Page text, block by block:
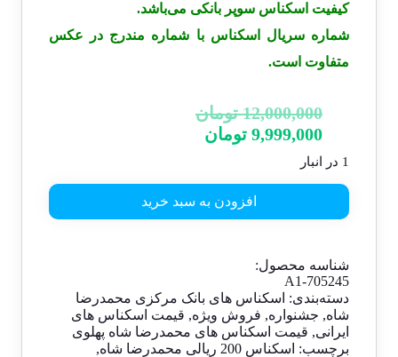
کیفیت اسکناس سوپر بانکی می‌باشد.
شماره سریال اسکناس با شماره مندرج در عکس
متفاوت است.
12,000,000 تومان
9,999,000 تومان
1 در انبار
افزودن به سبد خرید
شناسه محصول:
A1-705245
دسته‌بندی: اسکناس های بانک مرکزی محمدرضا
شاه, جشنواره, فروش ویژه, قیمت اسکناس های
ایرانی, قیمت اسکناس های محمدرضا شاه پهلوی
برچسب: اسکناس 200 ریالی محمدرضا شاه
,